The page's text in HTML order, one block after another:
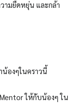
ามยืดหยุ่น และกล้า
องๆในคราวนี้
ให้กับน้องๆ ใน